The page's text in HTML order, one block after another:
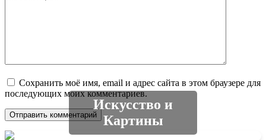
Сохранить моё имя, email и адрес сайта в этом браузере для
последующих моих комментариев.
Искусство и
Картины